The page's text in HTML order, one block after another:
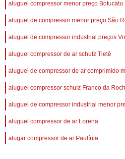
aluguel compressor menor preço Botucatu
aluguel de compressor menor preço São
aluguel de compressor industrial preços
aluguel compressor de ar schulz Tietê
aluguel de compressor de ar comprimido
aluguel compressor schulz Franco da
aluguel de compressor industrial menor
aluguel compressor de ar Lorena
alugar compressor de ar Paulínia